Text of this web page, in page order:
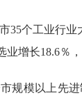
35个工业行业
业增长18.6％
规模以上先